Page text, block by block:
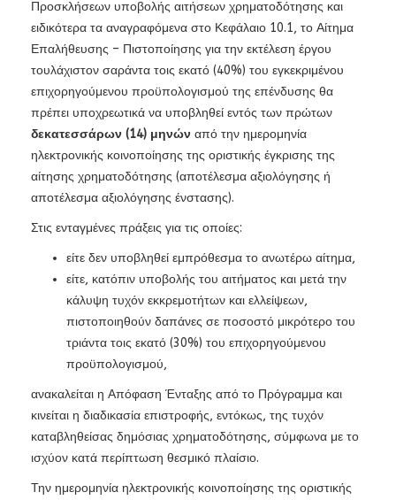
Προσκλήσεων υποβολής αιτήσεων χρηματοδότησης και
ειδικότερα τα αναγραφόμενα στο Κεφάλαιο 10.1, το Αίτημα
Επαλήθευσης – Πιστοποίησης για την εκτέλεση έργου
τουλάχιστον σαράντα τοις εκατό (40%) του εγκεκριμένου
επιχορηγούμενου προϋπολογισμού της επένδυσης θα
πρέπει υποχρεωτικά να υποβληθεί εντός των πρώτων
δεκατεσσάρων (14) μηνών από την ημερομηνία
ηλεκτρονικής κοινοποίησης της οριστικής έγκρισης της
αίτησης χρηματοδότησης (αποτέλεσμα αξιολόγησης ή
αποτέλεσμα αξιολόγησης ένστασης).
Στις ενταγμένες πράξεις για τις οποίες:
είτε δεν υποβληθεί εμπρόθεσμα το ανωτέρω αίτημα,
είτε, κατόπιν υποβολής του αιτήματος και μετά την
κάλυψη τυχόν εκκρεμοτήτων και ελλείψεων,
πιστοποιηθούν δαπάνες σε ποσοστό μικρότερο του
τριάντα τοις εκατό (30%) του επιχορηγούμενου
προϋπολογισμού,
ανακαλείται η Απόφαση Ένταξης από το Πρόγραμμα και
κινείται η διαδικασία επιστροφής, εντόκως, της τυχόν
καταβληθείσας δημόσιας χρηματοδότησης, σύμφωνα με το
ισχύον κατά περίπτωση θεσμικό πλαίσιο.
Την ημερομηνία ηλεκτρονικής κοινοποίησης της οριστικής